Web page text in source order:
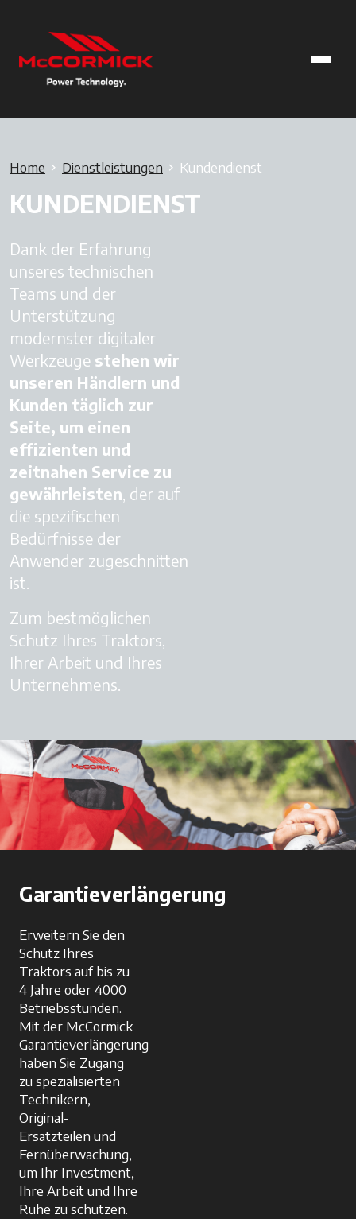
Home Dienstleistungen Kundendienst
KUNDENDIENST
Dank der Erfahrung
unseres technischen
Teams und der
Unterstützung
modernster digitaler
Werkzeuge stehen wir
unseren Händlern und
Kunden täglich zur
Seite, um einen
effizienten und
zeitnahen Service zu
gewährleisten, der auf
die spezifischen
Bedürfnisse der
Anwender zugeschnitten
ist.
Zum bestmöglichen
Schutz Ihres Traktors,
Ihrer Arbeit und Ihres
Unternehmens.
Garantieverlängerung
Erweitern Sie den
Schutz Ihres
Traktors auf bis zu
4 Jahre oder 4000
Betriebsstunden.
Mit der McCormick
Garantieverlängerung
haben Sie Zugang
zu spezialisierten
Technikern,
Original-
Ersatzteilen und
Fernüberwachung,
um Ihr Investment,
Ihre Arbeit und Ihre
Ruhe zu schützen.